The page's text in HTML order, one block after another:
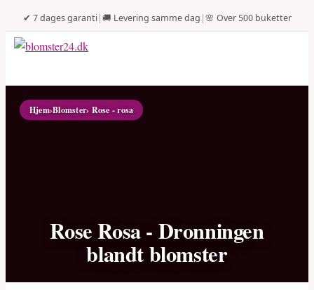
✔ 7 dages garanti|🚚 Levering samme dag |🌸 Over 500 buketter
Hjem›Blomster› Rose - rosa
Rose Rosa - Dronningen
blandt blomster